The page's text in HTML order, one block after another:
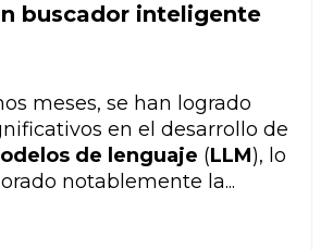
buscador inteligente
meses, se han logrado
en el desarrollo de
de lenguaje (LLM), lo
notablemente la...